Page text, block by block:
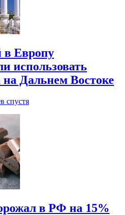
Европу
использовать
Дальнем Востоке
спустя
в РФ на 15%